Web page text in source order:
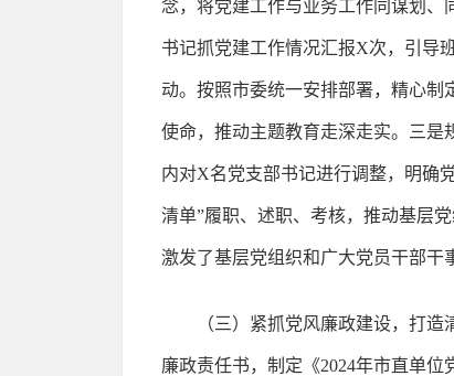
念，将党建工作与业务工作同谋划
书记抓党建工作情况汇报X次，引导
动。按照市委统一安排部署，精心制
使命，推动主题教育走深走实。三
内对X名党支部书记进行调整，明确
清单”履职、述职、考核，推动基层
激发了基层党组织和广大党员干部干
（三）紧抓党风廉政建设，打
廉政责任书，制定《2024年市直单